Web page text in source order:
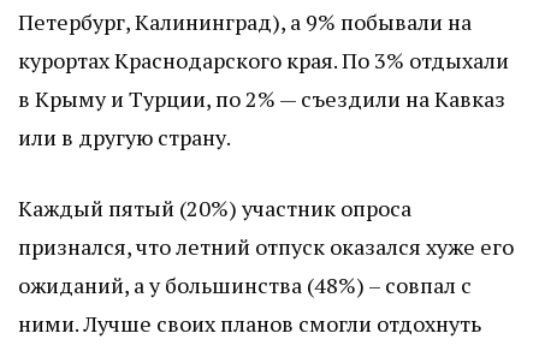
Петербург, Калининград), а 9% побывали на
курортах Краснодарского края. По 3% отдыхали
в Крыму и Турции, по 2% — съездили на Кавказ
или в другую страну.
Каждый пятый (20%) участник опроса
признался, что летний отпуск оказался хуже его
ожиданий, а у большинства (48%) – совпал с
ними. Лучше своих планов смогли отдохнуть